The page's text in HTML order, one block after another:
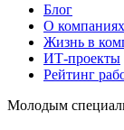
Блог
О
Жизнь в
ИТ-проекты
Рейтинг
Молодым